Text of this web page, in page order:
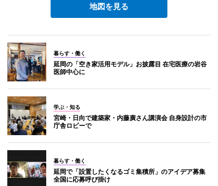
地図を見る
暮らす・働く
延岡の「空き家活用モデル」お披露目 在宅医療の岩谷
医師中心に
学ぶ・知る
宮崎・日向で建築家・内藤廣さん講演会 自身設計の市
庁舎ロビーで
暮らす・働く
延岡で「設置したくなるゴミ集積所」のアイデア募集
全国に応募呼び掛け